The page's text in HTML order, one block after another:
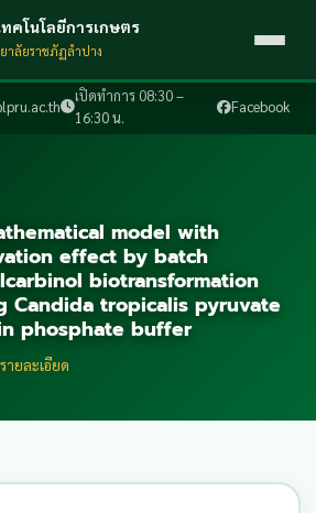
เปิดทำการ 08:30 –
16:30 น.
Facebook
คโนโลยีการเกษตร
าลัยราชภัฏลำปาง
model with
effect by batch
biotransformation
Candida tropicalis pyruvate
phosphate buffer
รายละเอียด